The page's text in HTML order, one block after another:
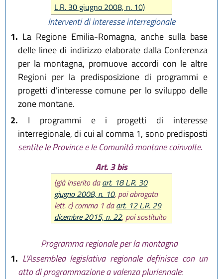
L.R. 30 giugno 2008, n. 10)
Interventi di interesse interregionale
1. La Regione Emilia-Romagna, anche sulla base
delle linee di indirizzo elaborate dalla Conferenza
per la montagna, promuove accordi con le altre
Regioni per la predisposizione di programmi e
progetti d'interesse comune per lo sviluppo delle
zone montane.
2. I programmi e i progetti di interesse
interregionale, di cui al comma 1, sono predisposti
sentite le Province e le Comunità montane coinvolte.
Art. 3 bis
(già inserito daart. 18 L.R. 30
giugno 2008, n. 10, poi abrogata
lett. c) comma 1 daart. 12 L.R. 29
dicembre 2015, n. 22, poi sostituito
dicembre 2017, n. 25)
Programma regionale per la montagna
1. L'Assemblea legislativa regionale definisce con un
atto di programmazione a valenza pluriennale: